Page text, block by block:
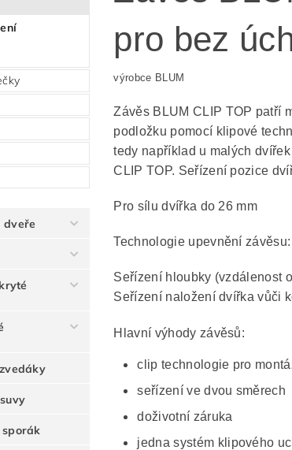
dveře
pro bez
výrobce BLUM
Závěs BLUM CLIP TOP patří
podložku pomocí klipové
tedy například u malých
CLIP TOP. Seřízení pozice
Pro sílu dvířka do 26 mm
Technologie upevnění závěsu:
Seřízení hloubky (vzdálenost
Seřízení naložení dvířka vůči
Hlavní výhody závěsů:
clip technologie pro
seřízení ve dvou směrech
doživotní záruka
jedna systém klipového